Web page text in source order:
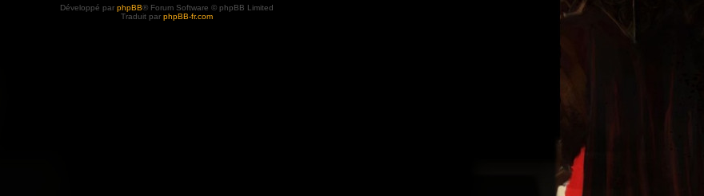
Développé par phpBB® Forum Software © phpBB Limited
Traduit par phpBB-fr.com